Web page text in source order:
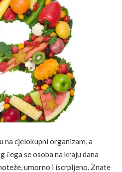
na cjelokupni organizam, a
čega se osoba na kraju dana
umorno i iscrpljeno. Znate